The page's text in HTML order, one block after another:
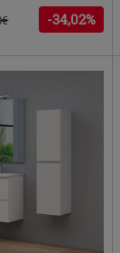
-34,02%